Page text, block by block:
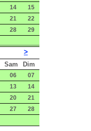
14
15
21
22
28
29
>
Sam Dim
06
07
13
14
20
21
27
28